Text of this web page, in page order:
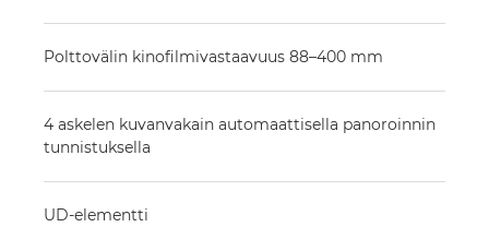
Polttovälin kinofilmivastaavuus 88–400 mm
4 askelen kuvanvakain automaattisella panoroinnin
tunnistuksella
UD-elementti